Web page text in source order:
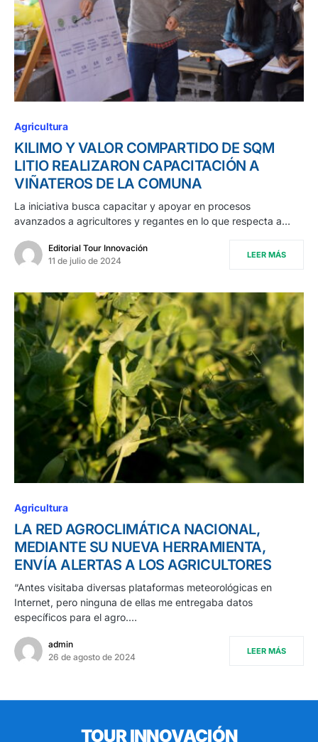
Agricultura
KILIMO Y VALOR COMPARTIDO DE SQM
LITIO REALIZARON CAPACITACIÓN A
VIÑATEROS DE LA COMUNA
La iniciativa busca capacitar y apoyar en procesos
avanzados a agricultores y regantes en lo que respecta a…
Editorial Tour Innovación
11 de julio de 2024
LEER MÁS
Agricultura
LA RED AGROCLIMÁTICA NACIONAL,
MEDIANTE SU NUEVA HERRAMIENTA,
ENVÍA ALERTAS A LOS AGRICULTORES
“Antes visitaba diversas plataformas meteorológicas en
Internet, pero ninguna de ellas me entregaba datos
específicos para el agro.…
admin
26 de agosto de 2024
LEER MÁS
TOUR INNOVACIÓN